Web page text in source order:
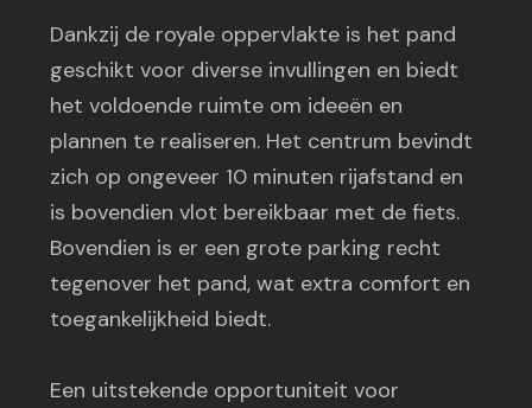
Dankzij de royale oppervlakte is het pand
geschikt voor diverse invullingen en biedt
het voldoende ruimte om ideeën en
plannen te realiseren. Het centrum bevindt
zich op ongeveer 10 minuten rijafstand en
is bovendien vlot bereikbaar met de fiets.
Bovendien is er een grote parking recht
tegenover het pand, wat extra comfort en
toegankelijkheid biedt.
Een uitstekende opportuniteit voor